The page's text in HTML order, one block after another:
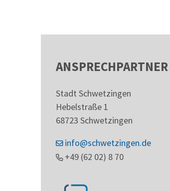
ANSPRECHPARTNER
Stadt Schwetzingen
Hebelstraße 1
68723 Schwetzingen
info@schwetzingen.de
+49 (62 02) 8 70